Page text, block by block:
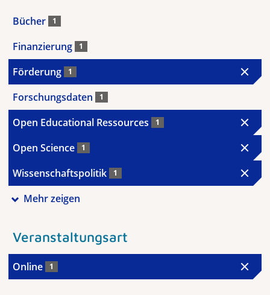
Bücher 1
Finanzierung 1
Förderung 1
Forschungsdaten 1
Open Educational Ressources 1
Open Science 1
Wissenschaftspolitik 1
Mehr zeigen
Veranstaltungsart
Online 1